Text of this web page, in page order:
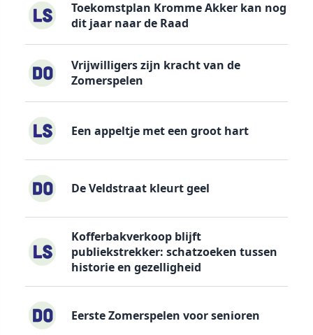
Toekomstplan Kromme Akker kan nog
dit jaar naar de Raad
Vrijwilligers zijn kracht van de
Zomerspelen
Een appeltje met een groot hart
De Veldstraat kleurt geel
Kofferbakverkoop blijft
publiekstrekker: schatzoeken tussen
historie en gezelligheid
Eerste Zomerspelen voor senioren